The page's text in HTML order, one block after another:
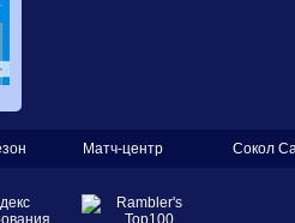
Матч-центр Сокол